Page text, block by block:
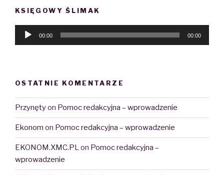
KSIĘGOWY ŚLIMAK
Audio
00:00 00:00
OSTATNIE KOMENTARZE
Przynętyon Pomoc redakcyjna – wprowadzenie
Ekonom on Pomoc redakcyjna – wprowadzenie
EKONOM.XMC.PLon Pomoc redakcyjna –
wprowadzenie